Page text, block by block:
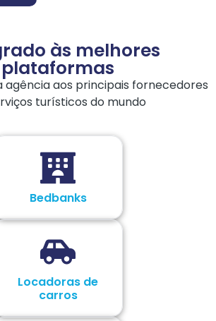
às melhores
plataformas
agência aos principais fornecedores
turísticos do mundo
Bedbanks
Locadoras de
carros